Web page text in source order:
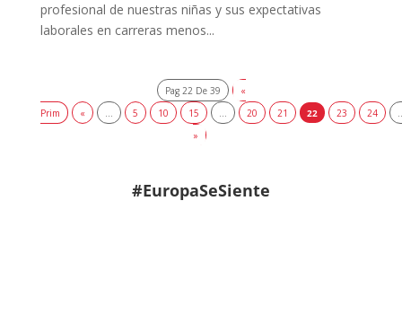
profesional de nuestras niñas y sus expectativas
laborales en carreras menos...
Pag 22 De 39
«
Prim
« 5 10 15 20 21 22 23 24
»
#EuropaSeSiente